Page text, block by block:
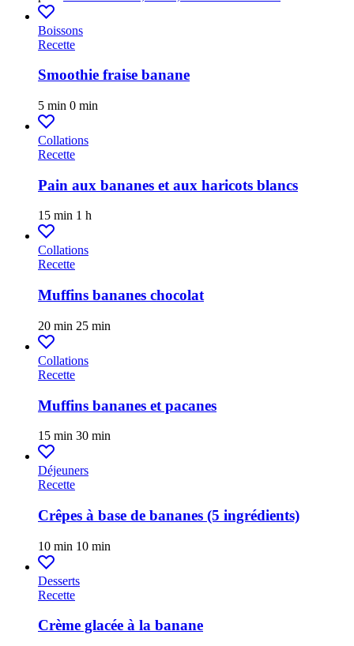
Boissons
Recette
Smoothie fraise banane
5 min 0 min
Collations
Recette
Pain aux bananes et aux haricots blancs
15 min 1 h
Collations
Recette
Muffins bananes chocolat
20 min 25 min
Collations
Recette
Muffins bananes et pacanes
15 min 30 min
Déjeuners
Recette
Crêpes à base de bananes (5 ingrédients)
10 min 10 min
Desserts
Recette
Crème glacée à la banane